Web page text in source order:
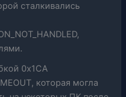
сталкивались
0x1CA
которая могла